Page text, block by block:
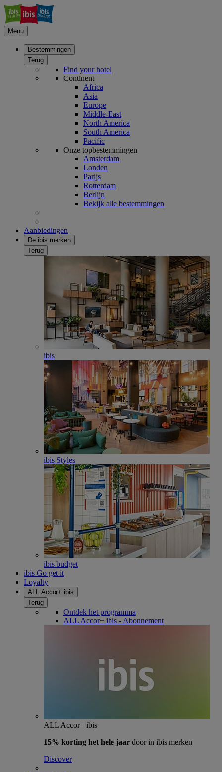
Menu
Bestemmingen
Terug
Find your hotel
Continent
Africa
Asia
Europe
Middle-East
North America
South America
Pacific
Onze topbestemmingen
Amsterdam
Londen
Parijs
Rotterdam
Berlijn
Bekijk alle bestemmingen
Aanbiedingen
De ibis merken
Terug
ibis
ibis Styles
ibis budget
ibis Go get it
Loyalty
ALL Accor+ ibis
Terug
Ontdek het programma
ALL Accor+ ibis - Abonnement
ALL Accor+ ibis
15% korting het hele jaar door in ibis merken
Discover